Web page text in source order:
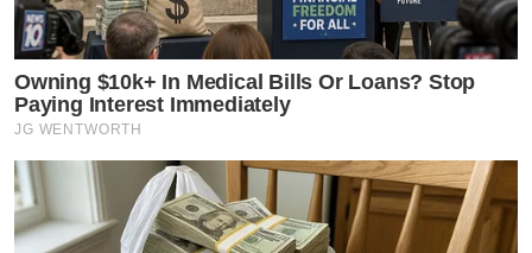
Owning $10k+ In Medical Bills Or Loans? Stop
Paying Interest Immediately
JG WENTWORTH